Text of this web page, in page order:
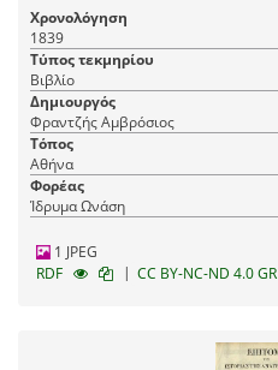
Χρονολόγηση
1839
Τύπος τεκμηρίου
Βιβλίο
Δημιουργός
Φραντζής Αμβρόσιος
Τόπος
Αθήνα
Φορέας
Ίδρυμα Ωνάση
1 JPEG
RDF
| CC BY-NC-ND 4.0 GR